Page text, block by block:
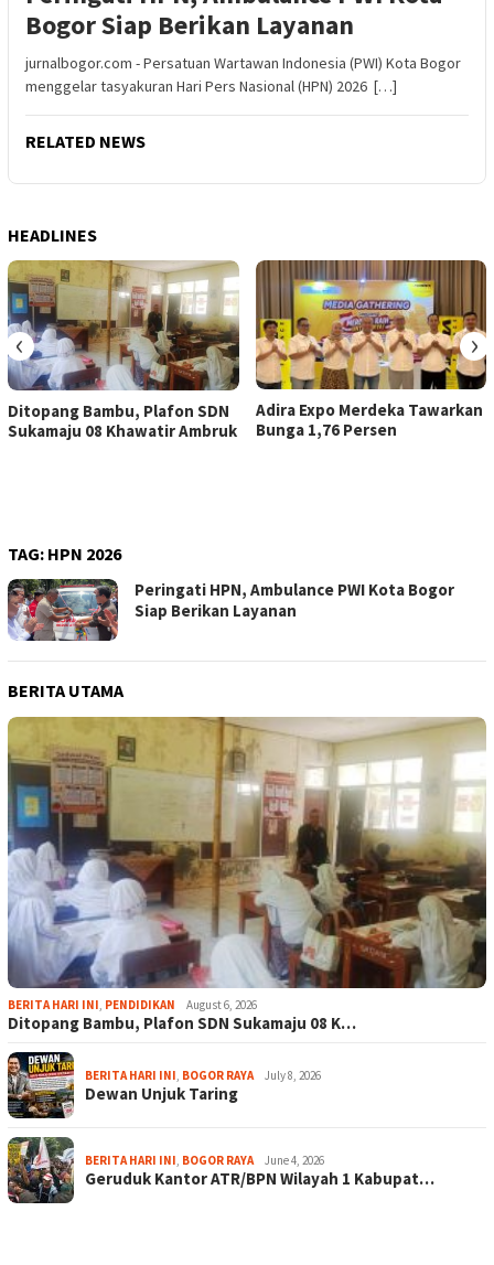
Bogor Siap Berikan Layanan
jurnalbogor.com - Persatuan Wartawan Indonesia (PWI) Kota Bogor
menggelar tasyakuran Hari Pers Nasional (HPN) 2026 […]
RELATED NEWS
HEADLINES
Ditopang Bambu, Plafon SDN
Sukamaju 08 Khawatir Ambruk
Adira Expo Merdeka Tawarkan
Bunga 1,76 Persen
‹ ›
TAG: HPN 2026
Peringati HPN, Ambulance PWI Kota Bogor
Siap Berikan Layanan
BERITA UTAMA
BERITA HARI INI, PENDIDIKAN August 6, 2026
Ditopang Bambu, Plafon SDN Sukamaju 08 K…
BERITA HARI INI, BOGOR RAYA July 8, 2026
Dewan Unjuk Taring
BERITA HARI INI, BOGOR RAYA June 4, 2026
Geruduk Kantor ATR/BPN Wilayah 1 Kabupat…